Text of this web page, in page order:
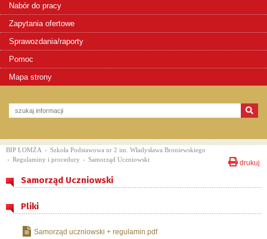
Nabór do pracy
Zapytania ofertowe
Sprawozdania/raporty
Pomoc
Mapa strony
drukuj
BIP ŁOMŻA › Szkoła Podstawowa nr 2 im. Władysława Broniewskiego
› Regulaminy i procedury › Samorząd Uczniowski
Samorząd Uczniowski
Pliki
Samorząd uczniowski + regulamin.pdf